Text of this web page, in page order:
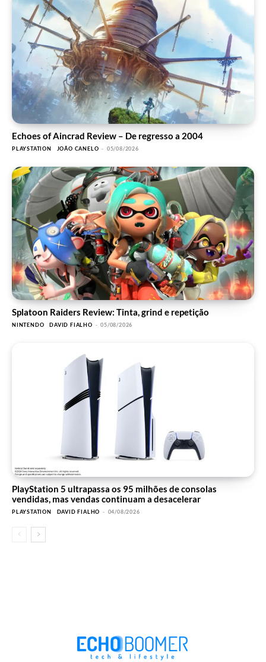
Echoes of Aincrad Review – De regresso a 2004
PLAYSTATION JOÃO CANELO - 05/08/2026
Splatoon Raiders Review: Tinta, grind e repetição
NINTENDO DAVID FIALHO - 05/08/2026
PlayStation 5 ultrapassa os 95 milhões de consolas
vendidas, mas vendas continuam a desacelerar
PLAYSTATION DAVID FIALHO - 04/08/2026